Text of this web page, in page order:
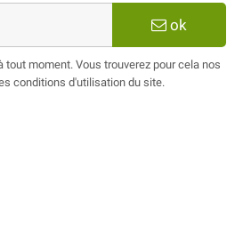
ok
tout moment. Vous trouverez pour cela nos
conditions d'utilisation du site.